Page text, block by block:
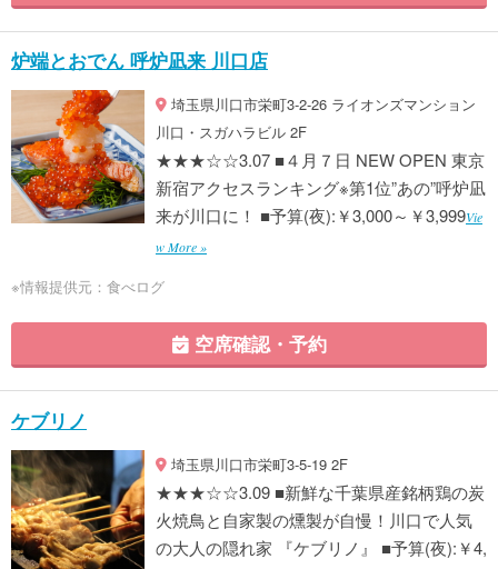
炉端とおでん 呼炉凪来 川口店
埼玉県川口市栄町3-2-26 ライオンズマンション
川口・スガハラビル 2F
★★★☆☆3.07 ■４月７日 NEW OPEN 東京
新宿アクセスランキング※第1位”あの”呼炉凪
来が川口に！ ■予算(夜):￥3,000～￥3,999Vie
w More »
※情報提供元：食べログ
空席確認・予約
ケブリノ
埼玉県川口市栄町3-5-19 2F
★★★☆☆3.09 ■新鮮な千葉県産銘柄鶏の炭
火焼鳥と自家製の燻製が自慢！川口で人気
の大人の隠れ家 『ケブリノ』 ■予算(夜):￥4,